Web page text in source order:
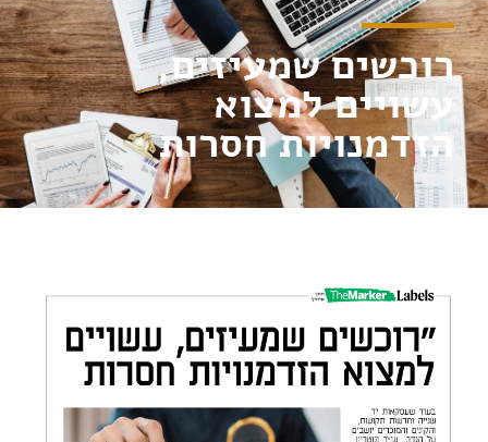
רוכשים שמעיזים,
עשויים למצוא
הזדמנויות חסרות